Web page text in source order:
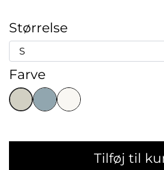
Størrelse
Farve
Tilføj til